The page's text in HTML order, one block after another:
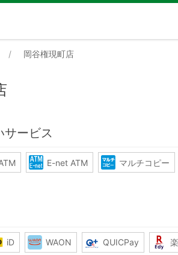
岡谷権現町店
サービス
E-net ATM マルチコピー
iD WAON QUICPay